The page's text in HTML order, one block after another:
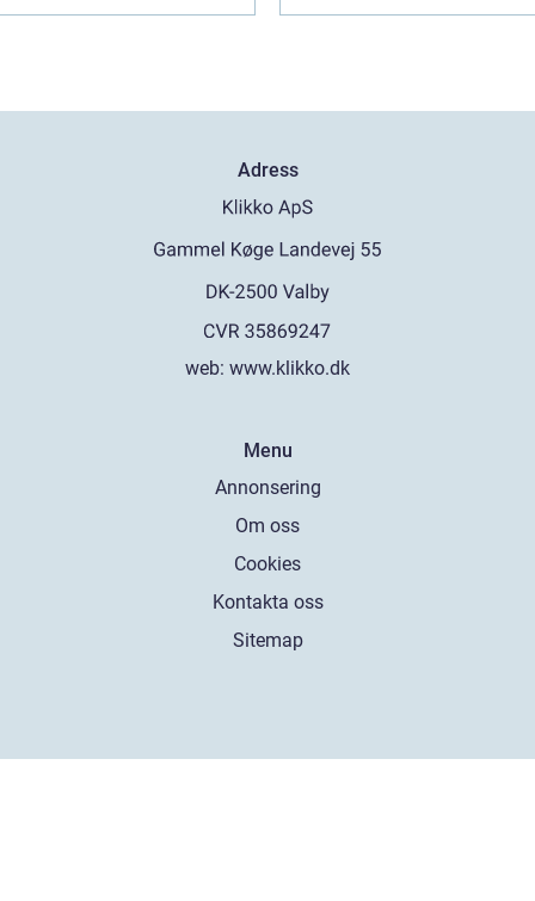
Adress
web: www.klikko.dk
Menu
Annonsering
Om oss
Cookies
Kontakta oss
Sitemap